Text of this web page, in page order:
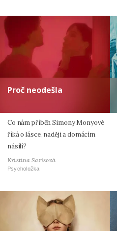
Proč neodešla
Co nám příběh Simony Monyové
říká o lásce, naději a domácím
násilí?
Kristina Sarisová
Psycholožka